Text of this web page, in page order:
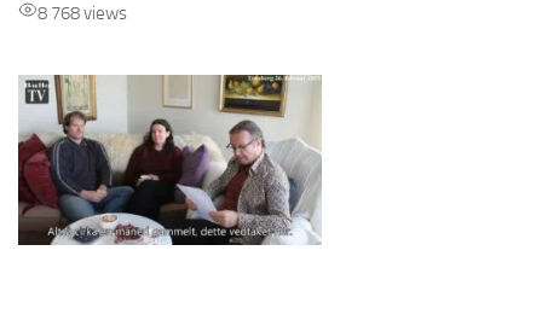
8 768 views